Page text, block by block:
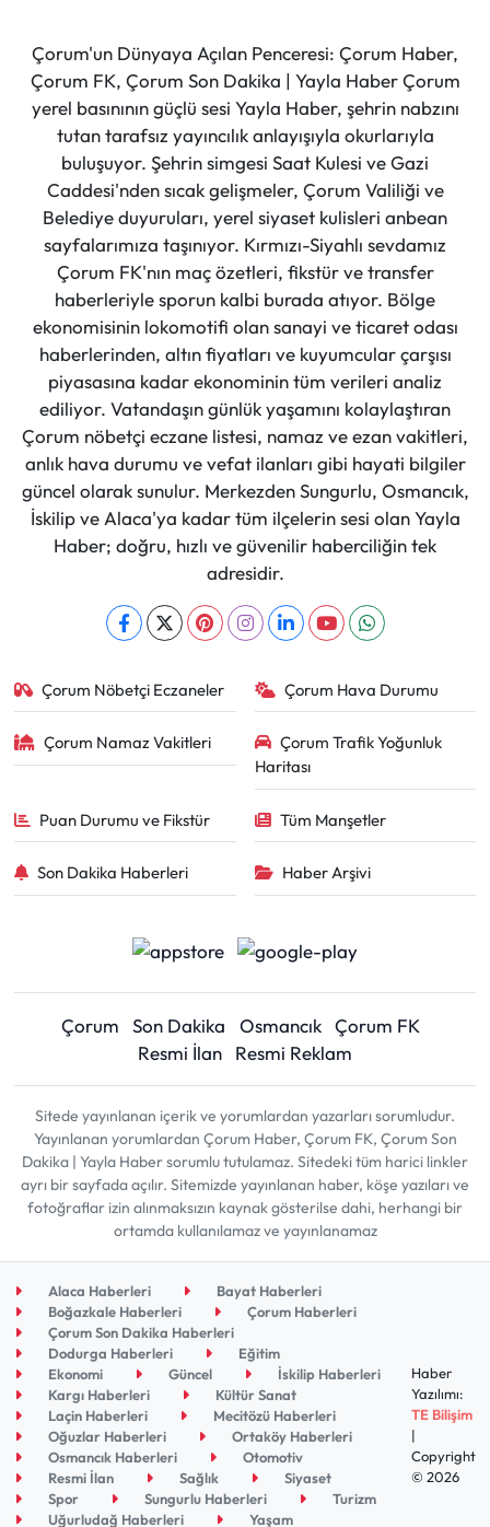
Çorum'un Dünyaya Açılan Penceresi: Çorum Haber,
Çorum FK, Çorum Son Dakika | Yayla Haber Çorum
yerel basınının güçlü sesi Yayla Haber, şehrin nabzını
tutan tarafsız yayıncılık anlayışıyla okurlarıyla
buluşuyor. Şehrin simgesi Saat Kulesi ve Gazi
Caddesi'nden sıcak gelişmeler, Çorum Valiliği ve
Belediye duyuruları, yerel siyaset kulisleri anbean
sayfalarımıza taşınıyor. Kırmızı-Siyahlı sevdamız
Çorum FK'nın maç özetleri, fikstür ve transfer
haberleriyle sporun kalbi burada atıyor. Bölge
ekonomisinin lokomotifi olan sanayi ve ticaret odası
haberlerinden, altın fiyatları ve kuyumcular çarşısı
piyasasına kadar ekonominin tüm verileri analiz
ediliyor. Vatandaşın günlük yaşamını kolaylaştıran
Çorum nöbetçi eczane listesi, namaz ve ezan vakitleri,
anlık hava durumu ve vefat ilanları gibi hayati bilgiler
güncel olarak sunulur. Merkezden Sungurlu, Osmancık,
İskilip ve Alaca'ya kadar tüm ilçelerin sesi olan Yayla
Haber; doğru, hızlı ve güvenilir haberciliğin tek
adresidir.
Çorum Nöbetçi Eczaneler Çorum Hava Durumu
Çorum Namaz Vakitleri
Çorum Trafik Yoğunluk
Haritası
Puan Durumu ve Fikstür Tüm Manşetler
Son Dakika Haberleri Haber Arşivi
Çorum Son Dakika Osmancık Çorum FK
Resmi İlan
Resmi Reklam
Sitede yayınlanan içerik ve yorumlardan yazarları sorumludur.
Yayınlanan yorumlardan Çorum Haber, Çorum FK, Çorum Son
Dakika | Yayla Haber sorumlu tutulamaz. Sitedeki tüm harici linkler
ayrı bir sayfada açılır. Sitemizde yayınlanan haber, köşe yazıları ve
fotoğraflar izin alınmaksızın kaynak gösterilse dahi, herhangi bir
ortamda kullanılamaz ve yayınlanamaz
Alaca Haberleri
Bayat Haberleri
Boğazkale Haberleri
Çorum Haberleri
Çorum Son Dakika Haberleri
Dodurga Haberleri
Eğitim
Ekonomi
Güncel
İskilip Haberleri
Kargı Haberleri
Kültür Sanat
Laçin Haberleri
Mecitözü Haberleri
Oğuzlar Haberleri
Ortaköy Haberleri
Osmancık Haberleri
Otomotiv
Resmi İlan
Sağlık
Siyaset
Spor
Sungurlu Haberleri
Turizm
Uğurludağ Haberleri
Yaşam
Haber
Yazılımı:
TE Bilişim
|
Copyright
© 2026